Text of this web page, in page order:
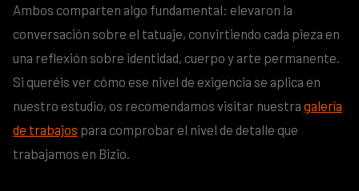
Ambos comparten algo fundamental: elevaron la
conversación sobre el tatuaje, convirtiendo cada pieza en
una reflexión sobre identidad, cuerpo y arte permanente.
Si queréis ver cómo ese nivel de exigencia se aplica en
nuestro estudio, os recomendamos visitar nuestra galería
de trabajos para comprobar el nivel de detalle que
trabajamos en Bizio.